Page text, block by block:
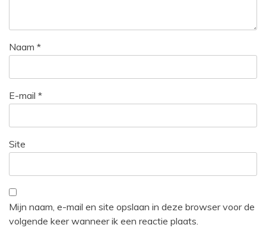
Naam *
E-mail *
Site
Mijn naam, e-mail en site opslaan in deze browser voor de
volgende keer wanneer ik een reactie plaats.